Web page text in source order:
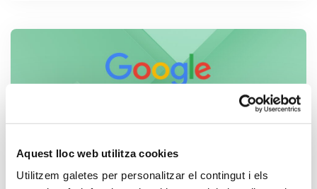
Aquest lloc web utilitza cookies
Utilitzem galetes per personalitzar el contingut i els
8 d'abril de 2025 bySergi Mateu